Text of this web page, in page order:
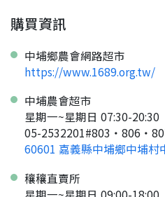
購買資訊
中埔鄉農會網路超市
https://www.1689.org.tw/
中埔農會超市
星期一~星期日 07:30-20:30
05-
60601 嘉義縣中埔鄉中埔村
穰穰直賣所